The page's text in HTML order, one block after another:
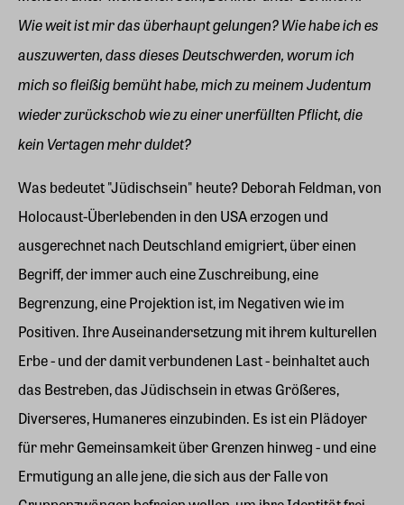
Wie weit ist mir das überhaupt gelungen? Wie habe ich es
auszuwerten, dass dieses Deutschwerden, worum ich
mich so fleißig bemüht habe, mich zu meinem Judentum
wieder zurückschob wie zu einer unerfüllten Pflicht, die
kein Vertagen mehr duldet?
Was bedeutet "Jüdischsein" heute? Deborah Feldman, von
Holocaust-Überlebenden in den USA erzogen und
ausgerechnet nach Deutschland emigriert, über einen
Begriff, der immer auch eine Zuschreibung, eine
Begrenzung, eine Projektion ist, im Negativen wie im
Positiven. Ihre Auseinandersetzung mit ihrem kulturellen
Erbe - und der damit verbundenen Last - beinhaltet auch
das Bestreben, das Jüdischsein in etwas Größeres,
Diverseres, Humaneres einzubinden. Es ist ein Plädoyer
für mehr Gemeinsamkeit über Grenzen hinweg - und eine
Ermutigung an alle jene, die sich aus der Falle von